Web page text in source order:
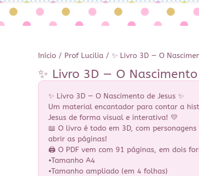
Início / Prof Lucilia / ✨ Livro 3D — O
✨ Livro 3D — O Nascimento
✨ Livro 3D — O Nascimento de Jesus ✨
Um material encantador para contar a
Jesus de forma visual e interativa! 💛
📖 O livro é todo em 3D, com
abrir as páginas!
🖨️ O PDF vem com 91 páginas, em dois
•Tamanho A4
•Tamanho ampliado (em 4 folhas)